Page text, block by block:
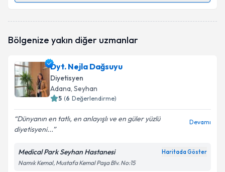
oluşturun. Size bu uzmandan randevu almanız için bir
Kişisel verilerimin işlenmesine ilişkin
Metni'ni okudum ve kişisel verilerimin belirtilen
kapsamda işlenmesini kabul ediyorum.
Takvim Talebini Gönder
Bölgenize yakın diğer uzmanlar
Dyt. Nejla Dağsuyu
Diyetisyen
Adana, Seyhan
5 (6 Değerlendirme)
Dünyanın en tatlı, en anlayışlı ve en güler yüzlü
diyetisyeni...
Devamı
Medical Park Seyhan Hastanesi Haritada Göster
Namık Kemal, Mustafa Kemal Paşa Blv. No:15